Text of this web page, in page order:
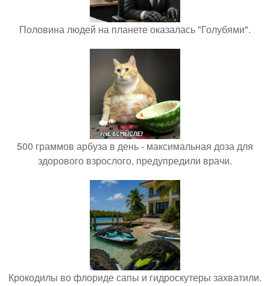
Половина людей на планете оказалась "Голубями".
500 граммов арбуза в день - максимальная доза для
здорового взрослого, предупредили врачи.
Крокодилы во флориде сапы и гидроскутеры захватили.